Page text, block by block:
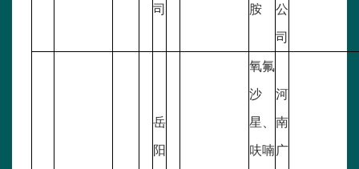
司
胺
公
司
岳
阳
氧氟
沙
星、
呋喃
河
南
广